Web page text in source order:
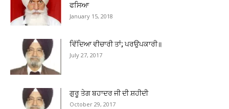
ਫਸਿਆ
January 15, 2018
ਵਿੱਦਿਆ ਵੀਚਾਰੀ ਤਾਂ; ਪਰਉਪਕਾਰੀ॥
July 27, 2017
ਗੁਰੂ ਤੇਗ ਬਹਾਦਰ ਜੀ ਦੀ ਸ਼ਹੀਦੀ
October 29, 2017